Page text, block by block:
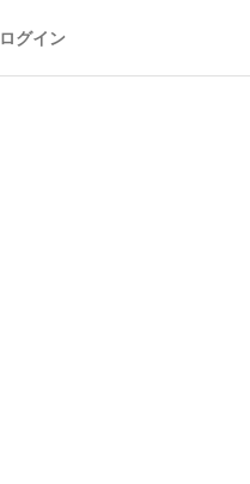
ログイン